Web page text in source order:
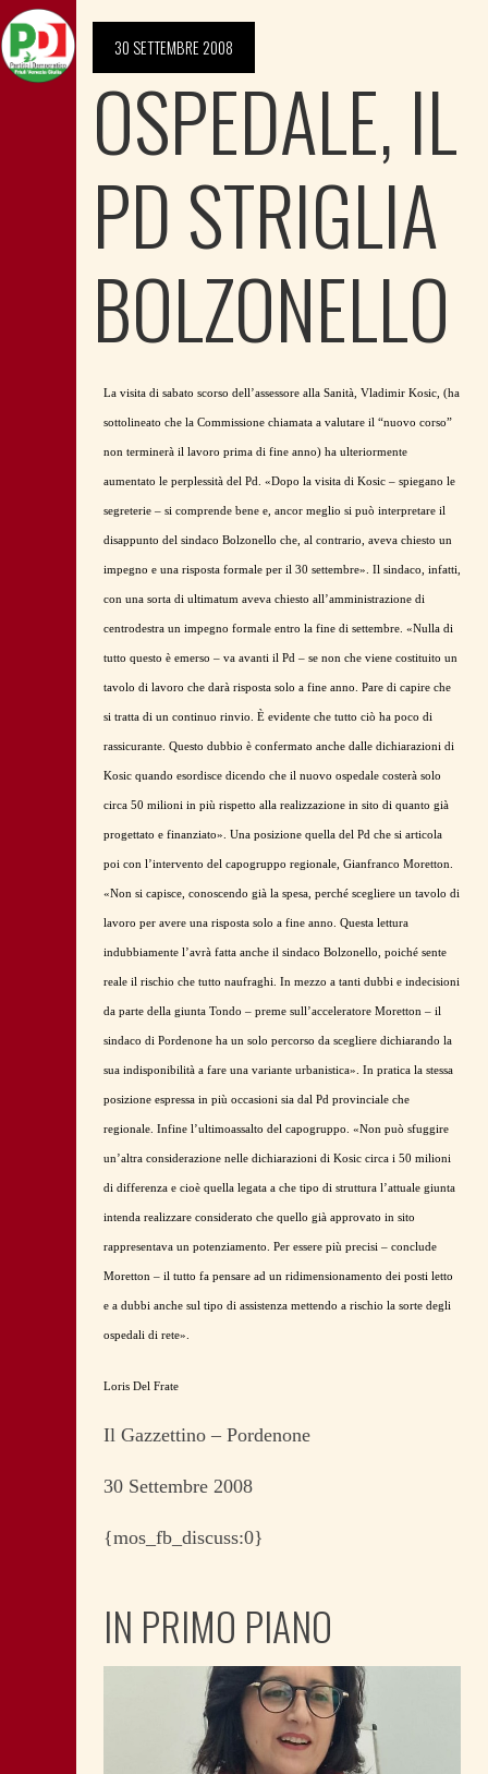
30 SETTEMBRE 2008
OSPEDALE, IL
PD STRIGLIA
BOLZONELLO
La visita di sabato scorso dell’assessore alla Sanità, Vladimir Kosic, (ha
sottolineato che la Commissione chiamata a valutare il “nuovo corso”
non terminerà il lavoro prima di fine anno) ha ulteriormente
aumentato le perplessità del Pd. «Dopo la visita di Kosic – spiegano le
segreterie – si comprende bene e, ancor meglio si può interpretare il
disappunto del sindaco Bolzonello che, al contrario, aveva chiesto un
impegno e una risposta formale per il 30 settembre». Il sindaco, infatti,
con una sorta di ultimatum aveva chiesto all’amministrazione di
centrodestra un impegno formale entro la fine di settembre. «Nulla di
tutto questo è emerso – va avanti il Pd – se non che viene costituito un
tavolo di lavoro che darà risposta solo a fine anno. Pare di capire che
si tratta di un continuo rinvio. È evidente che tutto ciò ha poco di
rassicurante. Questo dubbio è confermato anche dalle dichiarazioni di
Kosic quando esordisce dicendo che il nuovo ospedale costerà solo
circa 50 milioni in più rispetto alla realizzazione in sito di quanto già
progettato e finanziato». Una posizione quella del Pd che si articola
poi con l’intervento del capogruppo regionale, Gianfranco Moretton.
«Non si capisce, conoscendo già la spesa, perché scegliere un tavolo di
lavoro per avere una risposta solo a fine anno. Questa lettura
indubbiamente l’avrà fatta anche il sindaco Bolzonello, poiché sente
reale il rischio che tutto naufraghi. In mezzo a tanti dubbi e indecisioni
da parte della giunta Tondo – preme sull’acceleratore Moretton – il
sindaco di Pordenone ha un solo percorso da scegliere dichiarando la
sua indisponibilità a fare una variante urbanistica». In pratica la stessa
posizione espressa in più occasioni sia dal Pd provinciale che
regionale. Infine l’ultimoassalto del capogruppo. «Non può sfuggire
un’altra considerazione nelle dichiarazioni di Kosic circa i 50 milioni
di differenza e cioè quella legata a che tipo di struttura l’attuale giunta
intenda realizzare considerato che quello già approvato in sito
rappresentava un potenziamento. Per essere più precisi – conclude
Moretton – il tutto fa pensare ad un ridimensionamento dei posti letto
e a dubbi anche sul tipo di assistenza mettendo a rischio la sorte degli
ospedali di rete».
Loris Del Frate
Il Gazzettino – Pordenone
30 Settembre 2008
{mos_fb_discuss:0}
IN PRIMO PIANO